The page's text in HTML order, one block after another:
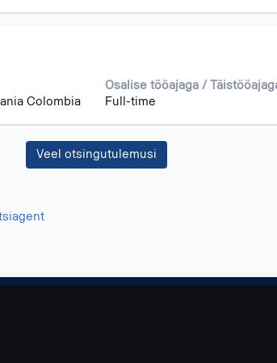
Colombia
Osalise tööajaga /
Full-time
Veel otsingutulemusi